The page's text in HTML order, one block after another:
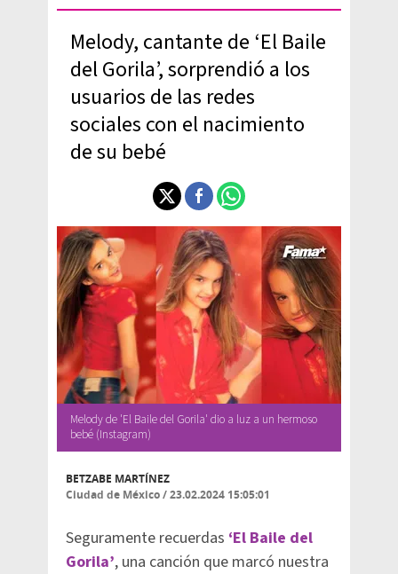
Melody, cantante de ‘El Baile
del Gorila’, sorprendió a los
usuarios de las redes
sociales con el nacimiento
de su bebé
Melody de 'El Baile del Gorila' dio a luz a un hermoso
bebé (Instagram)
BETZABE MARTÍNEZ
Ciudad de México/23.02.2024 15:05:01
Seguramente recuerdas ‘El Baile del
Gorila’, una canción que marcó nuestra